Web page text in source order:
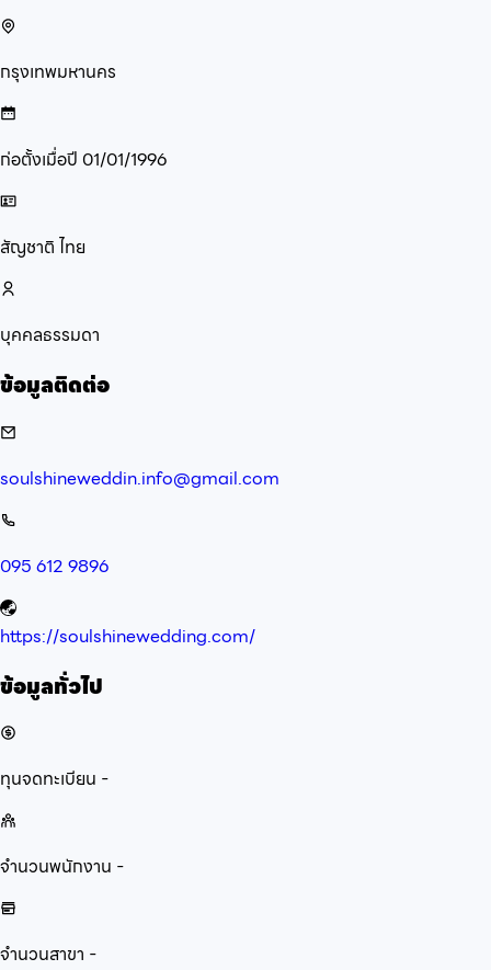
กรุงเทพมหานคร
ก่อตั้งเมื่อปี 01/01/1996
สัญชาติ ไทย
บุคคลธรรมดา
ข้อมูลติดต่อ
soulshineweddin.info@gmail.com
095 612 9896
https://soulshinewedding.com/
ข้อมูลทั่วไป
ทุนจดทะเบียน -
จำนวนพนักงาน -
จำนวนสาขา -